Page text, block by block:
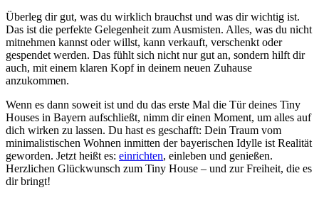
Überleg dir gut, was du wirklich brauchst und was dir wichtig ist.
Das ist die perfekte Gelegenheit zum Ausmisten. Alles, was du nicht
mitnehmen kannst oder willst, kann verkauft, verschenkt oder
gespendet werden. Das fühlt sich nicht nur gut an, sondern hilft dir
auch, mit einem klaren Kopf in deinem neuen Zuhause
anzukommen.
Wenn es dann soweit ist und du das erste Mal die Tür deines Tiny
Houses in Bayern aufschließt, nimm dir einen Moment, um alles auf
dich wirken zu lassen. Du hast es geschafft: Dein Traum vom
minimalistischen Wohnen inmitten der bayerischen Idylle ist Realität
geworden. Jetzt heißt es: einrichten, einleben und genießen.
Herzlichen Glückwunsch zum Tiny House – und zur Freiheit, die es
dir bringt!